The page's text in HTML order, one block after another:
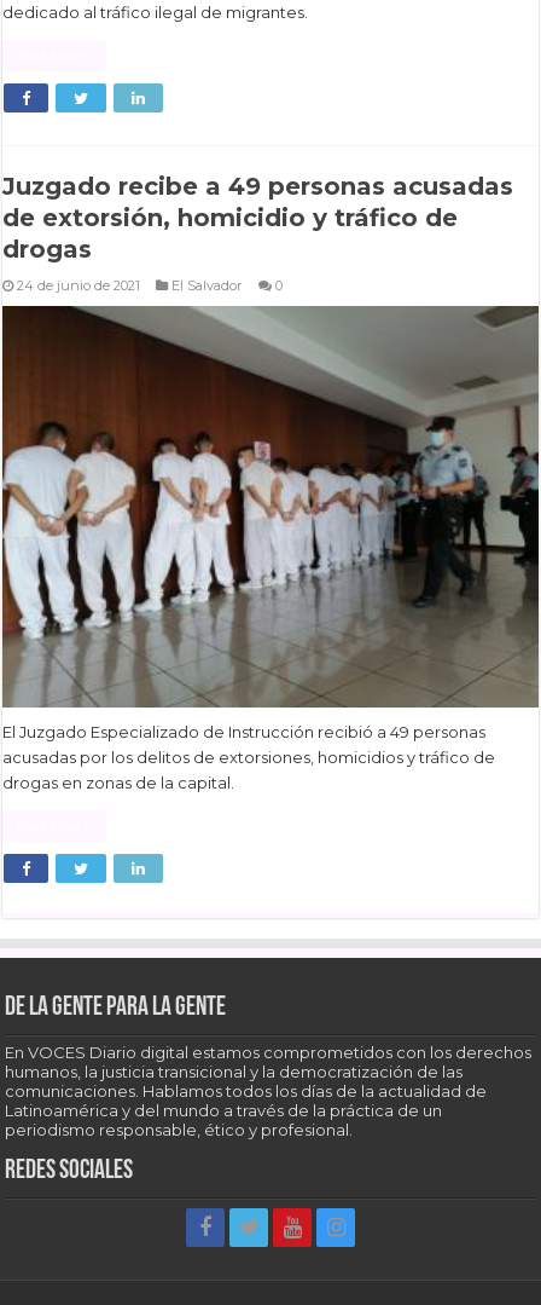
dedicado al tráfico ilegal de migrantes.
Juzgado recibe a 49 personas acusadas
de extorsión, homicidio y tráfico de
drogas
24 de junio de 2021 El Salvador 0
El Juzgado Especializado de Instrucción recibió a 49 personas
acusadas por los delitos de extorsiones, homicidios y tráfico de
drogas en zonas de la capital.
De la gente para la gente
En VOCES Diario digital estamos comprometidos con los derechos
humanos, la justicia transicional y la democratización de las
comunicaciones. Hablamos todos los días de la actualidad de
Latinoamérica y del mundo a través de la práctica de un
periodismo responsable, ético y profesional.
Redes sociales